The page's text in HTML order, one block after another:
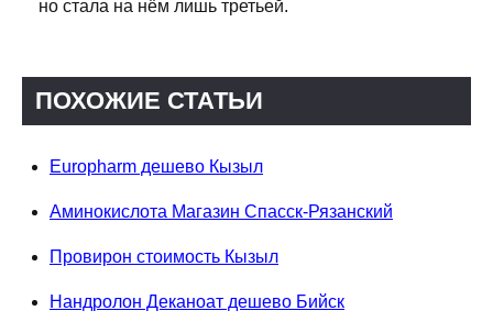
но стала на нём лишь третьей.
ПОХОЖИЕ СТАТЬИ
Europharm дешево Кызыл
Аминокислота Магазин Спасск-Рязанский
Провирон стоимость Кызыл
Нандролон Деканоат дешево Бийск